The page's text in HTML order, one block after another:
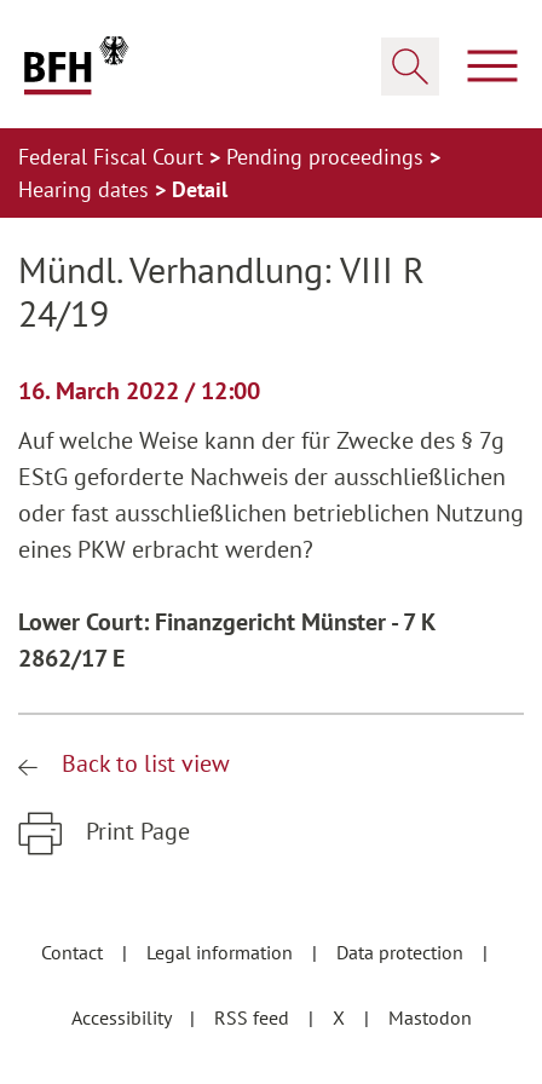
Federal Fiscal Court
Pending proceedings
Hearing dates
Detail
Mündl. Verhandlung: VIII R
24/19
16. March 2022 / 12:00
Auf welche Weise kann der für Zwecke des § 7g
EStG geforderte Nachweis der ausschließlichen
oder fast ausschließlichen betrieblichen Nutzung
eines PKW erbracht werden?
Lower Court: Finanzgericht Münster - 7 K
2862/17 E
Back to list view
Print Page
Contact
Legal information Data protection
Accessibility RSS feed X Mastodon